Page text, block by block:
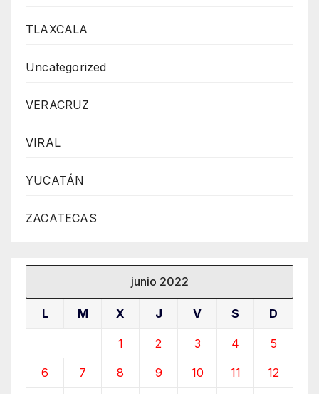
TLAXCALA
Uncategorized
VERACRUZ
VIRAL
YUCATÁN
ZACATECAS
junio 2022
L M X J V S D
1 2 3 4 5
6 7 8 9 10 11 12